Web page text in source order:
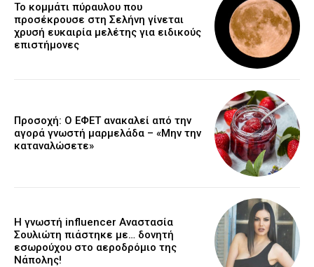
Το κομμάτι πύραυλου που
προσέκρουσε στη Σελήνη γίνεται
χρυσή ευκαιρία μελέτης για ειδικούς
επιστήμονες
Προσοχή: Ο ΕΦΕΤ ανακαλεί από την
αγορά γνωστή μαρμελάδα – «Μην την
καταναλώσετε»
Η γνωστή influencer Αναστασία
Σουλιώτη πιάστηκε με… δονητή
εσωρούχου στο αεροδρόμιο της
Νάπολης!